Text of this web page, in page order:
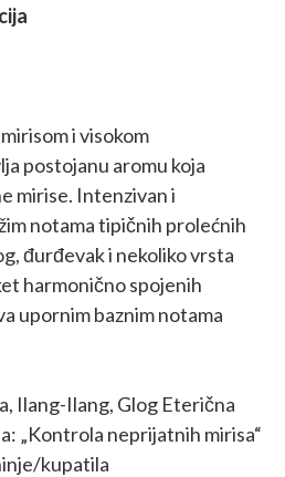
i visokom
postojanu aromu koja
mirise. Intenzivan i
notama tipičnih prolećnih
đurđevak i nekoliko vrsta
harmonično spojenih
upornim baznim notama
Ilang-Ilang, Glog Eterična
„Kontrola neprijatnih mirisa“
kupatila